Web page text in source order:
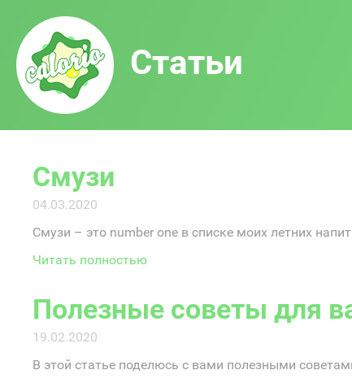
Статьи
Смузи
04.03.2020
Смузи – это number one в списке моих летних
Читать полностью
Полезные советы для
19.02.2020
В этой статье поделюсь с вами полезными